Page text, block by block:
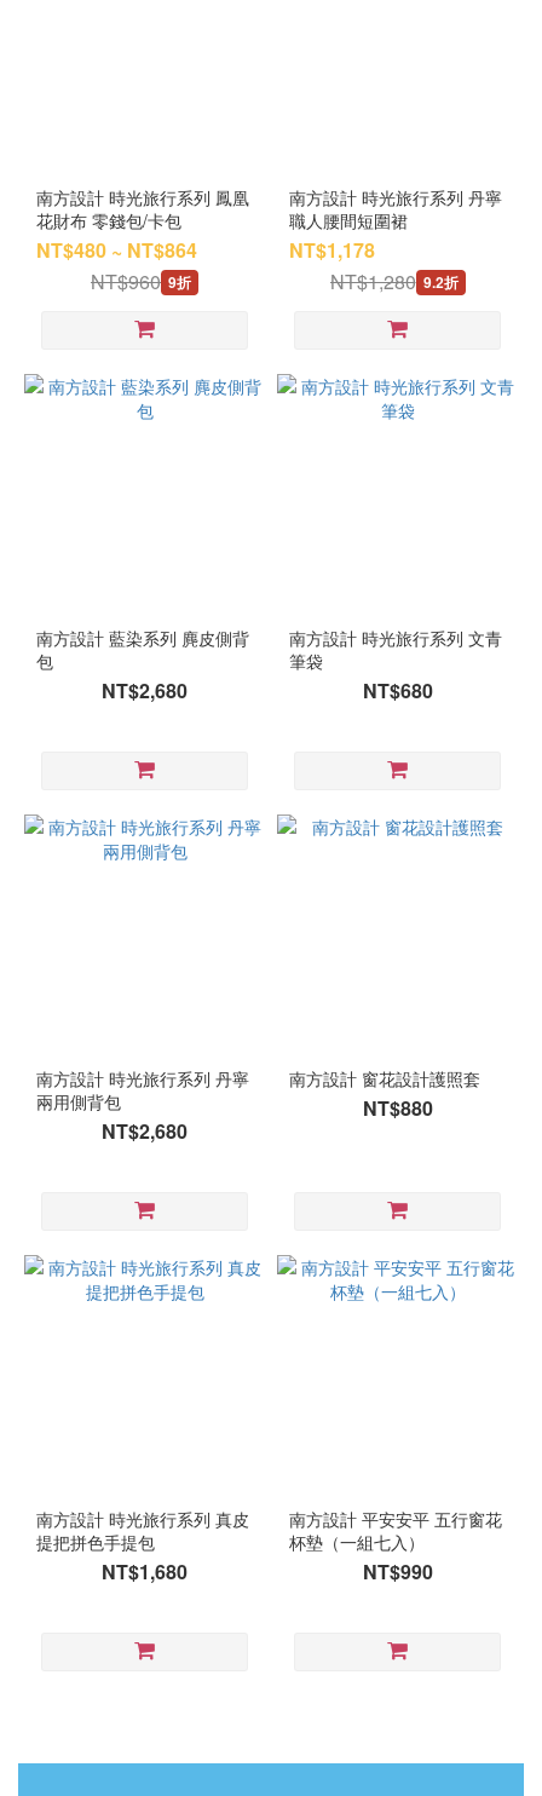
南方設計 時光旅行系列 鳳凰
花財布 零錢包/卡包
NT$480 ~ NT$864
NT$960 9折
南方設計 時光旅行系列 丹寧
職人腰間短圍裙
NT$1,178
NT$1,280 9.2折
南方設計 藍染系列 麂皮側背
包
NT$2,680
南方設計 時光旅行系列 文青
筆袋
NT$680
南方設計 時光旅行系列 丹寧
兩用側背包
NT$2,680
南方設計 窗花設計護照套
NT$880
南方設計 時光旅行系列 真皮
提把拼色手提包
NT$1,680
南方設計 平安安平 五行窗花
杯墊（一組七入）
NT$990